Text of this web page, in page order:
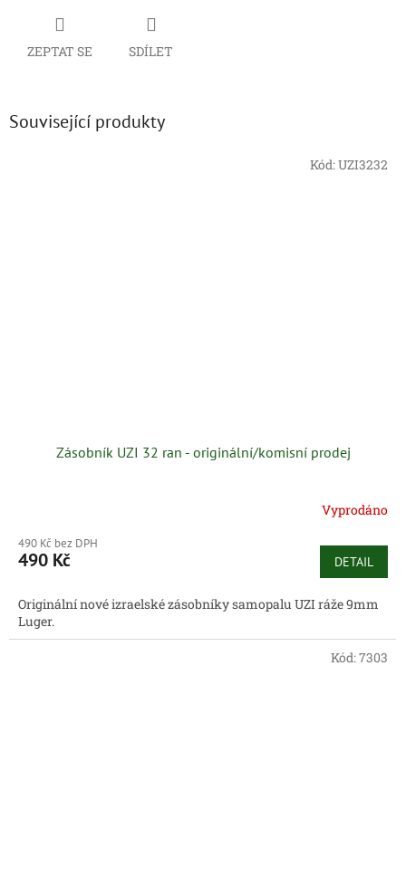
ZEPTAT SE SDÍLET
Související produkty
Zásobník UZI 32 ran - originální/komisní prodej
Vyprodáno
490 Kč bez DPH
490 Kč DETAIL
Originální nové izraelské zásobníky samopalu UZI ráže 9mm
Luger.
Kód:UZI3232
Kód:7303